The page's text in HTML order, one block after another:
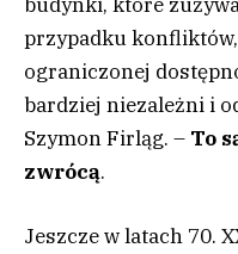
przypadku
ograniczonej
bardziej niezależni i
Szymon Firląg. – To
zwrócą.
Jeszcze w latach 70.